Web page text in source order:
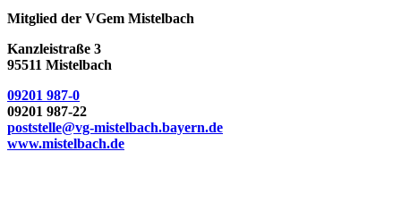
Mitglied der VGem Mistelbach
Kanzleistraße 3
95511 Mistelbach
09201 987-0
09201 987-22
poststelle@vg-mistelbach.bayern.de
www.mistelbach.de